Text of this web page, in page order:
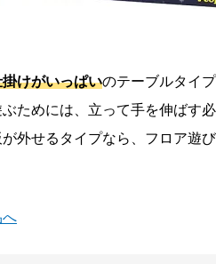
けがいっぱいのテーブルタイ
ためには、立って手を伸ばす
外せるタイプなら、フロア遊
へ